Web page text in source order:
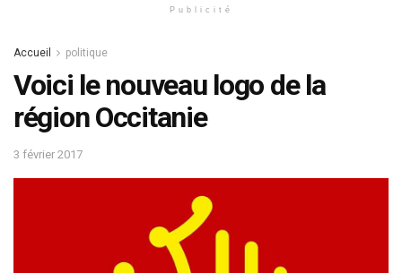
Publicité
Accueil politique
Voici le nouveau logo de la
région Occitanie
3 février 2017